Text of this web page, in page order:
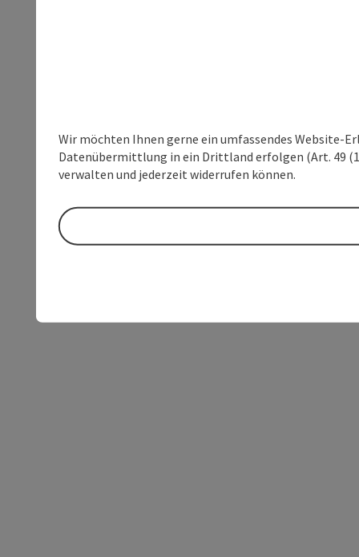
Wir möchten Ihnen gerne ein umfassendes Website-
Datenübermittlung in ein Drittland erfolgen (Art. 49
verwalten und jederzeit widerrufen können.